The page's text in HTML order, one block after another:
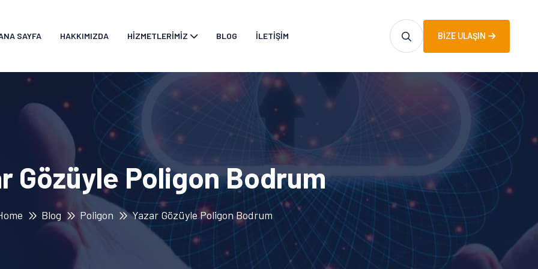
SAYFA HAKKIMIZDA HIZMETLERIMIZ BLOG İLETIŞIM BIZE ULAŞIN
Gözüyle Poligon Bodrum
Blog Poligon Yazar Gözüyle Poligon Bodrum